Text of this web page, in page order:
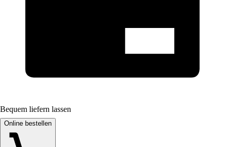
Bequem liefern lassen
Online bestellen